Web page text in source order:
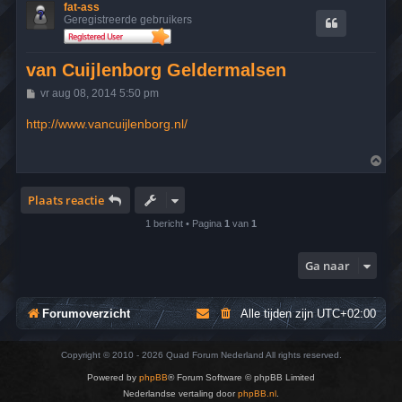
fat-ass
Geregistreerde gebruikers
van Cuijlenborg Geldermalsen
B
r
i
vr aug 08, 2014 5:50 pm
http://www.vancuijlenborg.nl/
m
Plaats reactie
1 bericht • Pagina 1 van 1
Ga naar
Forumoverzicht Alle tijden zijnUTC+02:00
Copyright © 2010 - 2026 Quad Forum Nederland All rights reserved.
Powered by phpBB® Forum Software © phpBB Limited
Nederlandse vertaling doorphpBB.nl.